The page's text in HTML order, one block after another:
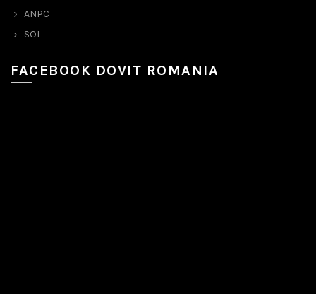
ANPC
SOL
FACEBOOK DOVIT ROMANIA